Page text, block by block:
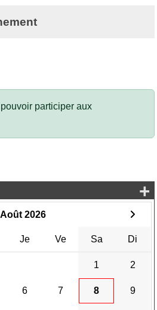
participer aux
Août 2026
Je Ve Sa Di
1 2
6 7 8 9
+